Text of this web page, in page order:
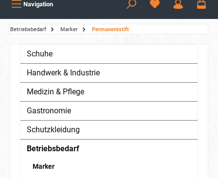
Navigation
Betriebsbedarf Marker Permanentstift
Schuhe
Handwerk & Industrie
Medizin & Pflege
Gastronomie
Schutzkleidung
Betriebsbedarf
Marker